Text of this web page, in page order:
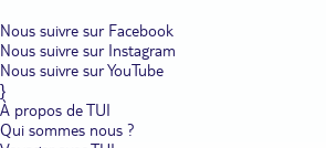
Nous suivre sur Facebook
Nous suivre sur Instagram
Nous suivre sur YouTube
}
À propos de TUI
Qui sommes nous ?